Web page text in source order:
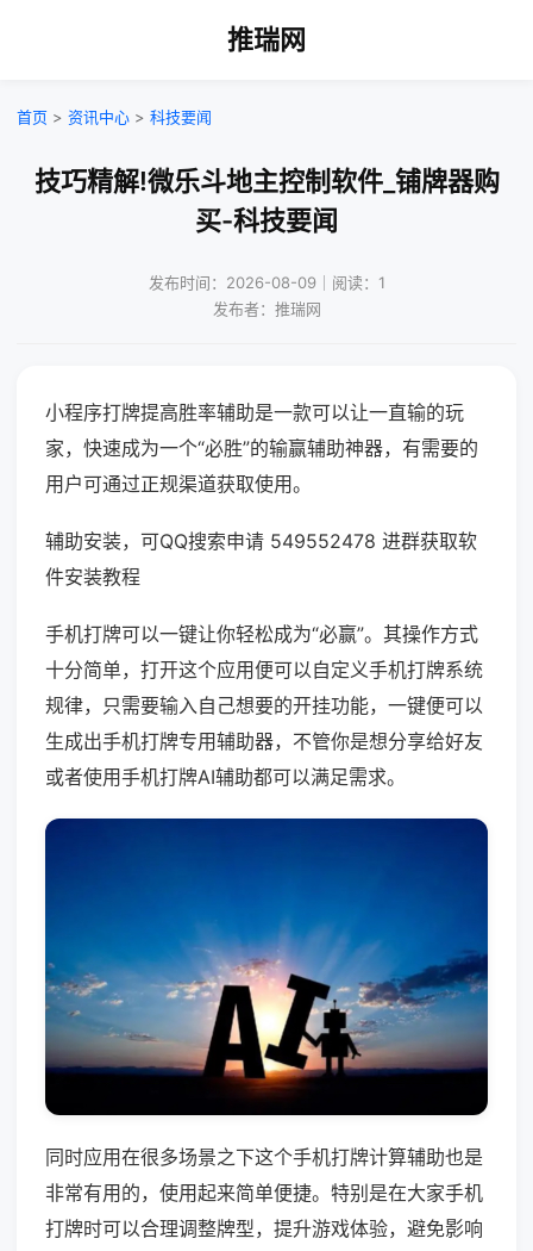
推瑞网
首页 > 资讯中心 > 科技要闻
技巧精解!微乐斗地主控制软件_铺牌器购
买-科技要闻
发布时间：2026-08-09｜阅读：1
发布者：推瑞网
小程序打牌提高胜率辅助是一款可以让一直输的玩
家，快速成为一个“必胜”的输赢辅助神器，有需要的
用户可通过正规渠道获取使用。
辅助安装，可QQ搜索申请 549552478 进群获取软
件安装教程
手机打牌可以一键让你轻松成为“必赢”。其操作方式
十分简单，打开这个应用便可以自定义手机打牌系统
规律，只需要输入自己想要的开挂功能，一键便可以
生成出手机打牌专用辅助器，不管你是想分享给好友
或者使用手机打牌AI辅助都可以满足需求。
同时应用在很多场景之下这个手机打牌计算辅助也是
非常有用的，使用起来简单便捷。特别是在大家手机
打牌时可以合理调整牌型，提升游戏体验，避免影响